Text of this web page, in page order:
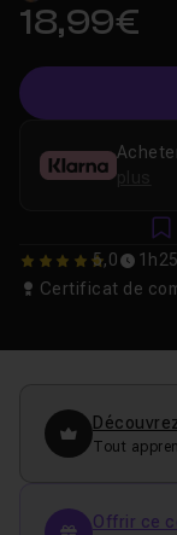
18,99€
5 5,0 1h25
Certificat de
plus
Tout
Offrir ce